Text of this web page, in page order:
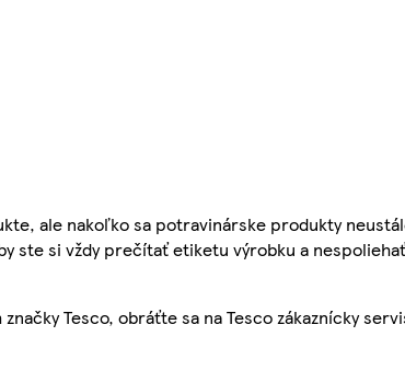
ale nakoľko sa potravinárske produkty
ste si vždy prečítať etiketu výrobku a
Tesco, obráťte sa na Tesco zákaznícky